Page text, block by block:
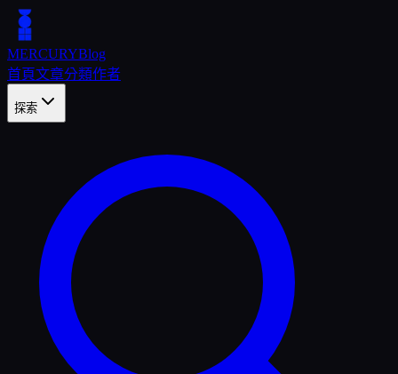
MERCURYBlog
首頁文章分類作者
探索